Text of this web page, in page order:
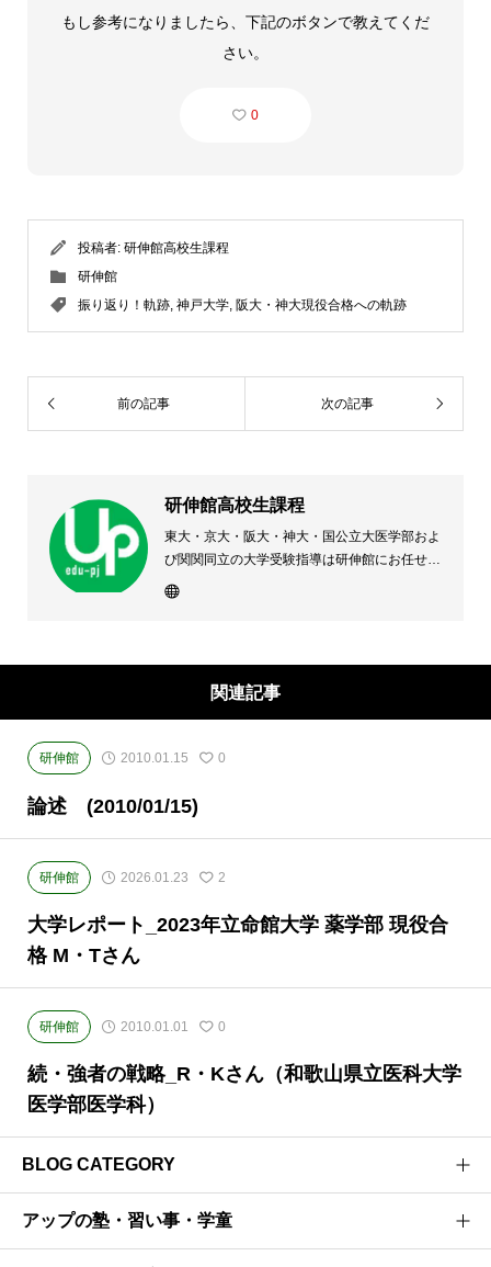
もし参考になりましたら、下記のボタンで教えてくだ
さい。
0
投稿者: 研伸館高校生課程
研伸館
振り返り！軌跡, 神戸大学, 阪大・神大現役合格への軌跡
前の記事 次の記事
研伸館高校生課程
東大・京大・阪大・神大・国公立大医学部およ
び関関同立の大学受験指導は研伸館にお任せく
ださい。 大阪(上本町・天王寺・豊中)・兵庫
関連記事
研伸館 2010.01.15 0
論述 (2010/01/15)
研伸館 2026.01.23 2
大学レポート_2023年立命館大学 薬学部 現役合
格 M・Tさん
研伸館 2010.01.01 0
続・強者の戦略_R・Kさん（和歌山県立医科大学
医学部医学科）
BLOG CATEGORY
医学部受験のプロがお届けする医学部受験情報ブログ
アップの塾・習い事・学童